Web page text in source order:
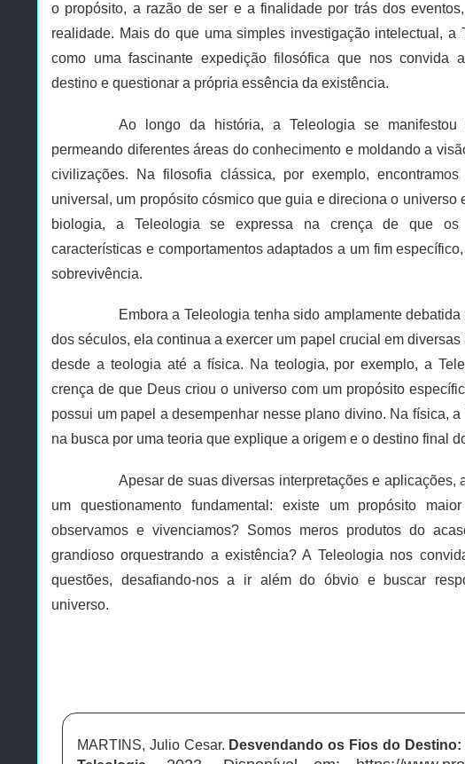
o propósito, a razão de ser e a finalidade por trás dos
realidade. Mais do que uma simples investigação intelectual, a
como uma fascinante expedição filosófica que nos convida
destino e questionar a própria essência da existência.
Ao longo da história, a Teleologia se manifestou
permeando diferentes áreas do conhecimento e moldando a
civilizações. Na filosofia clássica, por exemplo,
universal, um propósito cósmico que guia e direciona o universo
biologia, a Teleologia se expressa na crença de que os
características e comportamentos adaptados a um fim
sobrevivência.
Embora a Teleologia tenha sido amplamente
dos séculos, ela continua a exercer um papel crucial em
desde a teologia até a física. Na teologia, por exemplo, a
crença de que Deus criou o universo com um propósito
possui um papel a desempenhar nesse plano divino. Na física,
na busca por uma teoria que explique a origem e o destino final
Apesar de suas diversas interpretações e aplicações,
um questionamento fundamental: existe um propósito
observamos e vivenciamos? Somos meros produtos do
grandioso orquestrando a existência? A Teleologia nos
questões, desafiando-nos a ir além do óbvio e buscar
universo.
MARTINS, Julio Cesar. Desvendando os Fios do